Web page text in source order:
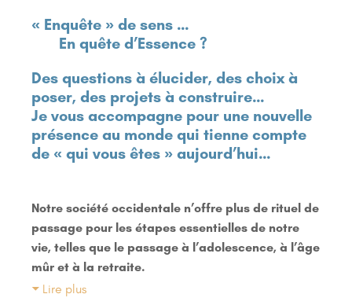
« Enquête » de sens …
En quête d’Essence ?
Des questions à élucider, des choix à
poser, des projets à construire…
Je vous accompagne pour une nouvelle
présence au monde qui tienne compte
de « qui vous êtes » aujourd’hui…
Notre société occidentale n’offre plus de rituel de
passage pour les étapes essentielles de notre
vie, telles que le passage à l’adolescence, à l’âge
mûr et à la retraite.
Lire plus